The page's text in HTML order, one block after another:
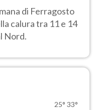
di Ferragosto
calura tra 11 e 14
Nord.
25° 33°